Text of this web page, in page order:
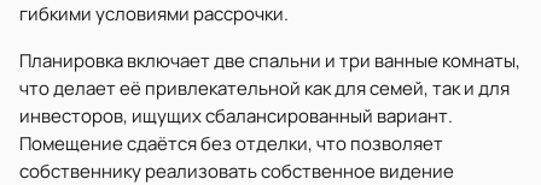
гибкими условиями рассрочки.
Планировка включает две спальни и три ванные комнаты,
что делает её привлекательной как для семей, так и для
инвесторов, ищущих сбалансированный вариант.
Помещение сдаётся без отделки, что позволяет
собственнику реализовать собственное видение